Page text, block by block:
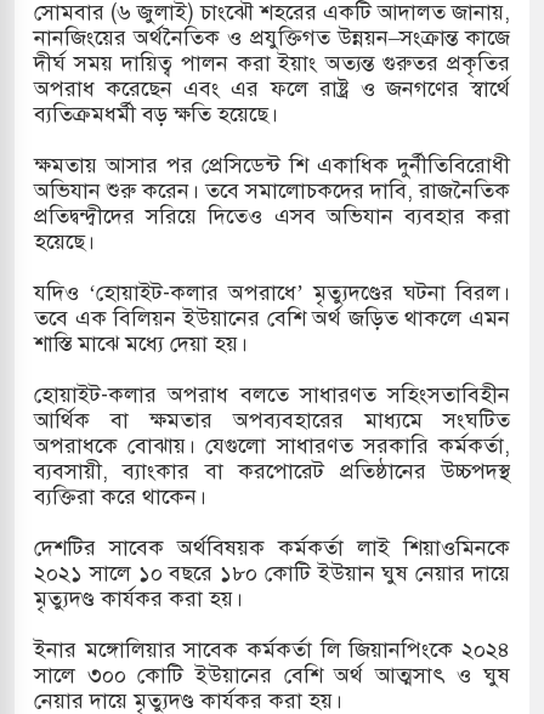
সোমবার (৬ জুলাই) চাংঝৌ শহরের একটি আদালত জানায়,
নানজিংয়ের অর্থনৈতিক ও প্রযুক্তিগত উন্নয়ন–সংক্রান্ত কাজে
দীর্ঘ সময় দায়িত্ব পালন করা ইয়াং অত্যন্ত গুরুতর প্রকৃতির
অপরাধ করেছেন এবং এর ফলে রাষ্ট্র ও জনগণের স্বার্থে
ব্যতিক্রমধর্মী বড় ক্ষতি হয়েছে।
ক্ষমতায় আসার পর প্রেসিডেন্ট শি একাধিক দুর্নীতিবিরোধী
অভিযান শুরু করেন। তবে সমালোচকদের দাবি, রাজনৈতিক
প্রতিদ্বন্দ্বীদের সরিয়ে দিতেও এসব অভিযান ব্যবহার করা
হয়েছে।
যদিও ‘হোয়াইট-কলার অপরাধে’ মৃত্যুদণ্ডের ঘটনা বিরল।
তবে এক বিলিয়ন ইউয়ানের বেশি অর্থ জড়িত থাকলে এমন
শাস্তি মাঝে মধ্যে দেয়া হয়।
হোয়াইট-কলার অপরাধ বলতে সাধারণত সহিংসতাবিহীন
আর্থিক বা ক্ষমতার অপব্যবহারের মাধ্যমে সংঘটিত
অপরাধকে বোঝায়। যেগুলো সাধারণত সরকারি কর্মকর্তা,
ব্যবসায়ী, ব্যাংকার বা করপোরেট প্রতিষ্ঠানের উচ্চপদস্থ
ব্যক্তিরা করে থাকেন।
দেশটির সাবেক অর্থবিষয়ক কর্মকর্তা লাই শিয়াওমিনকে
২০২১ সালে ১০ বছরে ১৮০ কোটি ইউয়ান ঘুষ নেয়ার দায়ে
মৃত্যুদণ্ড কার্যকর করা হয়।
ইনার মঙ্গোলিয়ার সাবেক কর্মকর্তা লি জিয়ানপিংকে ২০২৪
সালে ৩০০ কোটি ইউয়ানের বেশি অর্থ আত্মসাৎ ও ঘুষ
নেয়ার দায়ে মৃত্যুদণ্ড কার্যকর করা হয়।